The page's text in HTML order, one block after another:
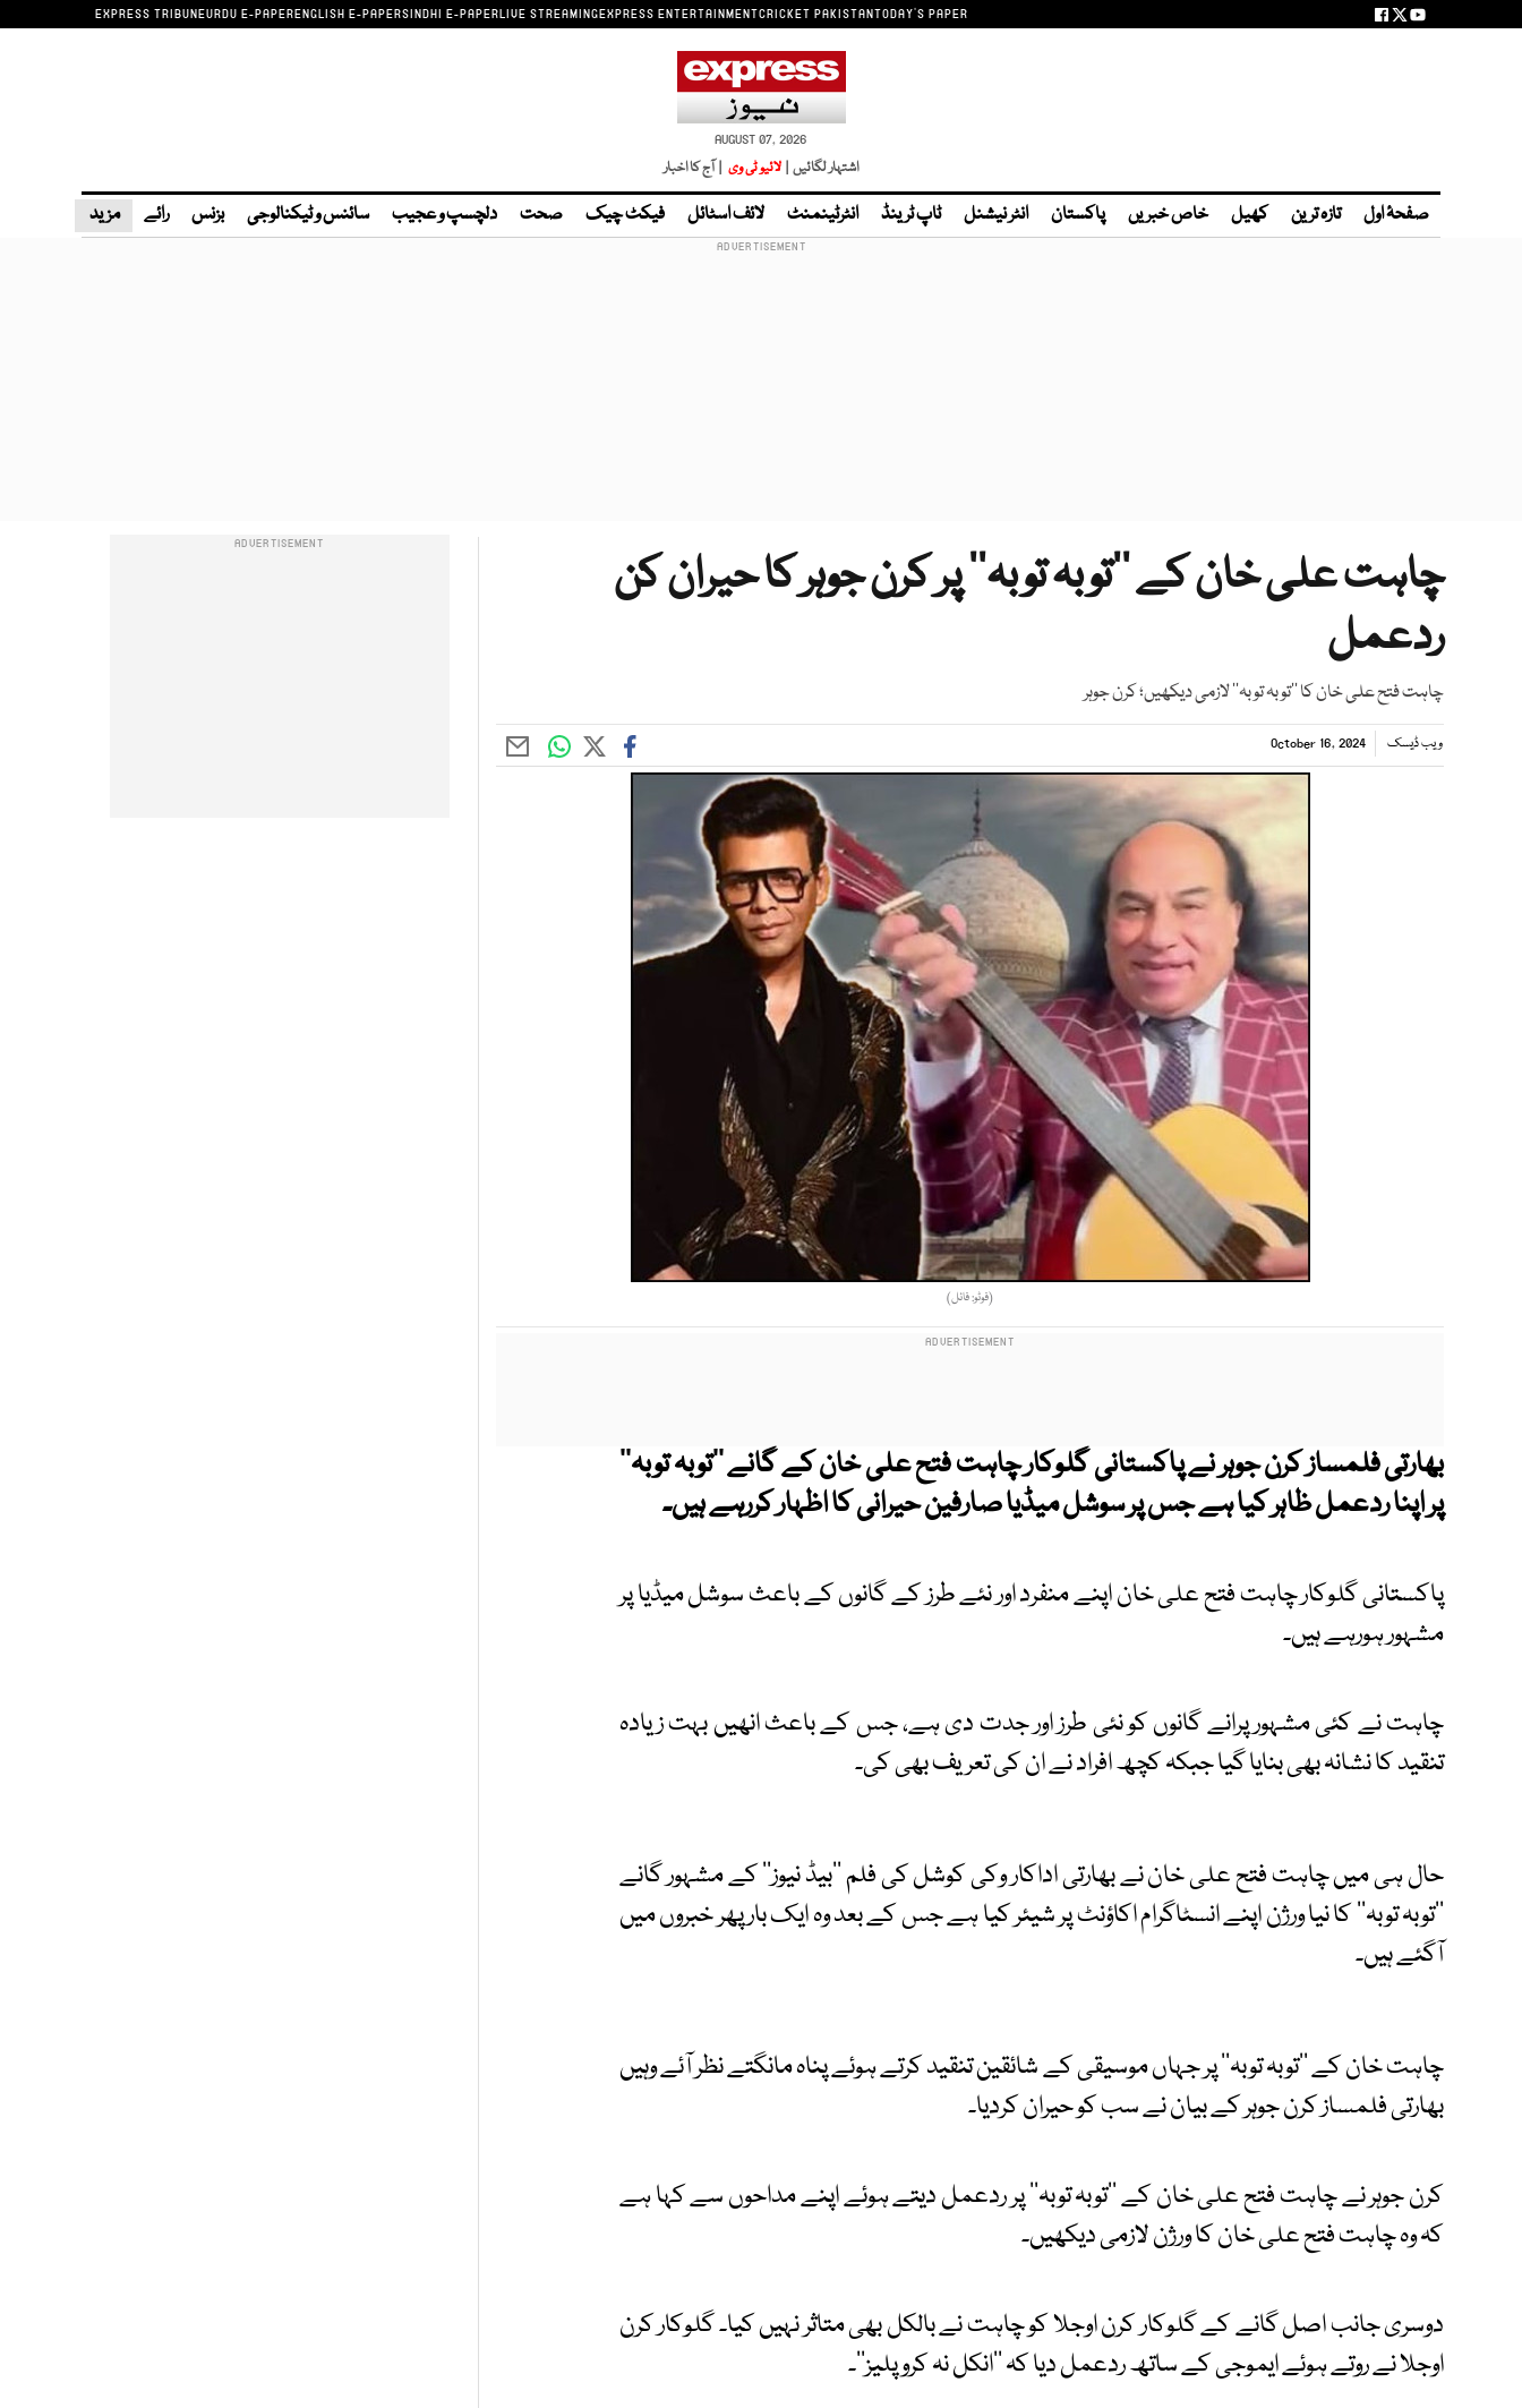
EXPRESS TRIBUNEURDU E-PAPERENGLISH E-PAPERSINDHI E-PAPERLIVE STREAMINGEXPRESS ENTERTAINMENTCRICKET PAKISTANTODAY'S PAPER
AUGUST 07, 2026
اشتہار لگائیں | لائیو ٹی وی | آج کا اخبار
صفحۂ اول تازہ ترین کھیل خاص خبریں پاکستان انٹر نیشنل ٹاپ ٹرینڈ انٹرٹینمنٹ لائف اسٹائل فیکٹ چیک صحت دلچسپ و عجیب سائنس و ٹیکنالوجی بزنس رائے مزید
چاہت علی خان کے ’’توبہ توبہ‘‘ پر کرن جوہر کا حیران کن
ردعمل
چاہت فتح علی خان کا ’’توبہ توبہ‘‘ لازمی دیکھیں؛ کرن جوہر
ویب ڈیسک October 16, 2024
(فوٹو: فائل)
بھارتی فلمساز کرن جوہر نے پاکستانی گلوکار چاہت فتح علی خان کے گانے ''توبہ توبہ''
پر اپنا ردعمل ظاہر کیا ہے جس پر سوشل میڈیا صارفین حیرانی کا اظہار کررہے ہیں۔
پاکستانی گلوکار چاہت فتح علی خان اپنے منفرد اور نئے طرز کے گانوں کے باعث سوشل میڈیا پر
مشہور ہورہے ہیں۔
چاہت نے کئی مشہور پرانے گانوں کو نئی طرز اور جدت دی ہے، جس کے باعث انھیں بہت زیادہ
تنقید کا نشانہ بھی بنایا گیا جبکہ کچھ افراد نے ان کی تعریف بھی کی۔
حال ہی میں چاہت فتح علی خان نے بھارتی اداکار وکی کوشل کی فلم ''بیڈ نیوز'' کے مشہور گانے
''توبہ توبہ'' کا نیا ورژن اپنے انسٹاگرام اکاؤنٹ پر شیئر کیا ہے جس کے بعد وہ ایک بار پھر خبروں میں
آگئے ہیں۔
چاہت خان کے ''توبہ توبہ'' پر جہاں موسیقی کے شائقین تنقید کرتے ہوئے پناہ مانگتے نظر آئے وہیں
بھارتی فلمساز کرن جوہر کے بیان نے سب کو حیران کردیا۔
کرن جوہر نے چاہت فتح علی خان کے ''توبہ توبہ'' پر ردعمل دیتے ہوئے اپنے مداحوں سے کہا ہے
کہ وہ چاہت فتح علی خان کا ورژن لازمی دیکھیں۔
دوسری جانب اصل گانے کے گلوکار کرن اوجلا کو چاہت نے بالکل بھی متاثر نہیں کیا۔ گلوکار کرن
اوجلا نے روتے ہوئے ایموجی کے ساتھ ردعمل دیا کہ ''انکل نہ کرو پلیز''۔